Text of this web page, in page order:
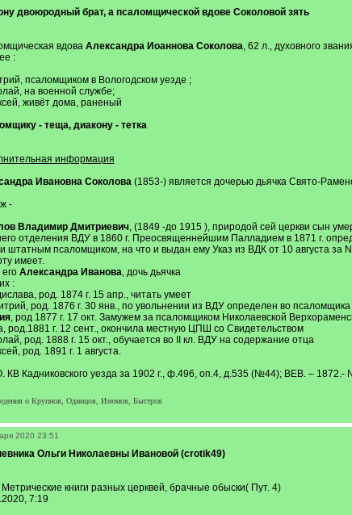
двоюродный брат, а псаломщической вдове Соколовой зять
вдова Александра Иоаннова Соколова, 62 л., духовного
:
псаломщиком в Вологодском уезде ;
на военной службе;
живёт дома, раненый
- теща, диакону - тетка
информация
Ивановна Соколова(1853-) является дочерью дьячка Свято-
-
Владимир Дмитриевич, (1849 -до 1915 ), природой сей церкви сын
отделения ВДУ в 1860 г. Преосвященнейшим Палладием в 1871 г.
штатным псаломщиком, на что и выдан ему Указ из ВДК от 10 августа за
имеет.
Александра Иванова, дочь дьячка
:
род. 1874 г. 15 апр., читать умеет
род. 1876 г. 30 янв., по увольнении из ВДУ определен во псаломщика
, род 1877 г. 17 окт. Замужем за псаломщиком Николаевской
род.1881 г. 12 сент., окончила местную ЦПШ со Свидетельством
род. 1888 г. 15 окт., обучается во II кл. ВДУ на содержание отца
род. 1891 г. 1 августа.
КВ Кадниковского уезда за 1902 г., ф.496, оп.4, д.535 (№44); ВЕВ. –
о Крупнов, Одинцов, Изюмов, Быстров
2020 23:51
Ольги Николаевны Ивановой (crotik49)
книги разных церквей, брачные обыски( Пут. 4)
7:19